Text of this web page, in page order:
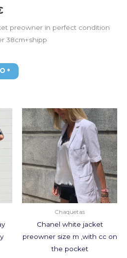
preowner in perfect condition
38cm+shipp
Chaquetas
Chanel white jacket
preowner size m ,with cc on
the pocket
El
precio
original
era:
1.850,00€.
El
precio
actual
es:
350,00€.